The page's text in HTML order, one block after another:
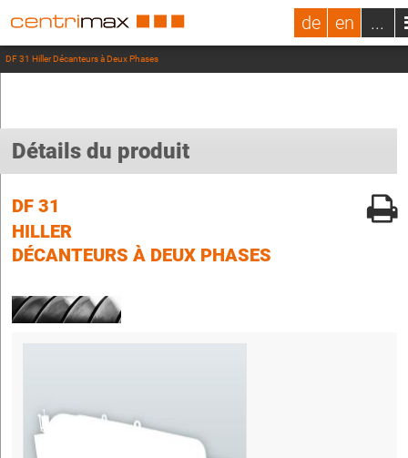
de en ...
DF 31 Hiller Décanteurs à Deux Phases
Détails du produit
DF 31
HILLER
DÉCANTEURS À DEUX PHASES